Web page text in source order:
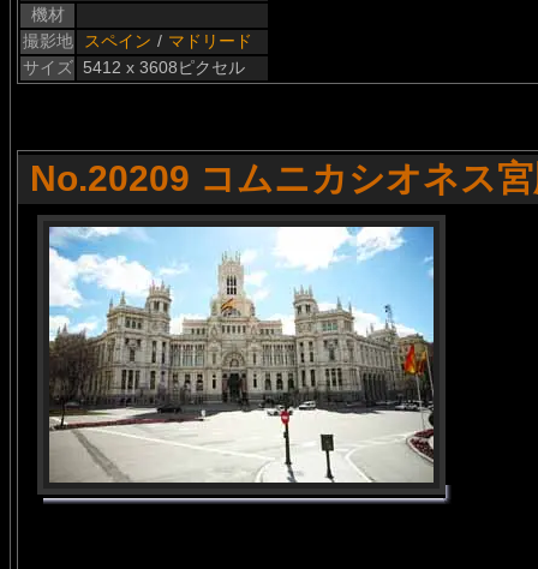
機材
撮影地
スペイン / マドリード
サイズ 5412 x 3608ピクセル
No.20209 コムニカシオネス